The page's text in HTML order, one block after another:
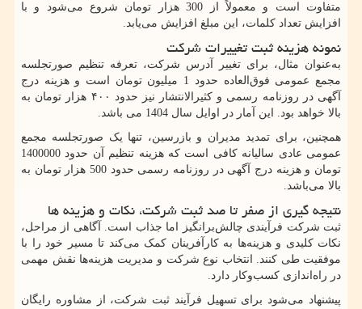
متفاوت است و معمولاً از 300 هزار تومان شروع می‌شود و با
افزایش تعداد کلمات، این مبلغ افزایش می‌یابد.​
نمونه هزینه ثبت تغییرات شرکت
به‌عنوان مثال، برای تغییر آدرس شرکت، تعرفه تنظیم صورتجلسه
مجمع عمومی فوق‌العاده حدود 1 میلیون تومان است و هزینه درج
آگهی در روزنامه رسمی و کثیرالانتشار نیز حدود ۴۰۰ هزار تومان به
بالا خواهد بود. ​این آمار در اوایل سال 1404 می باشد.
همچنین، برای تمدید مدیران و بازرسین، تنها یک صورتجلسه مجمع
عمومی عادی سالیانه کافی است که هزینه تنظیم آن حدود 1400000
تومان و هزینه درج آگهی در روزنامه رسمی حدود 500 هزار تومان به
بالا می‌باشد. ​
نتیجه‌ گیری از صفر تا صد ثبت شرکت، نکات و هزینه ها
ثبت شرکت فرآیندی چالش‌برانگیز اما جذاب است. آگاهی از مراحل،
نکات کلیدی و هزینه‌ها به کارآفرینان کمک می‌کند تا مسیر خود را با
موفقیت طی کنند. انتخاب نوع شرکت و مدیریت هزینه‌ها نقش مهمی
در راه‌اندازی کسب‌وکار دارد.
پیشنهاد می‌شود برای تسهیل فرآیند ثبت شرکت، از مشاوره رایگان